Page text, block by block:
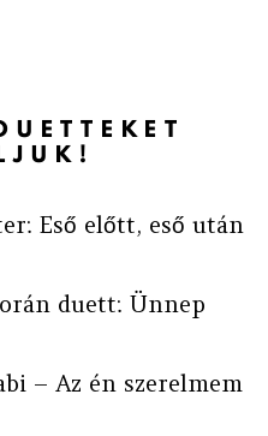
Eső előtt, eső után
duett: Ünnep
– Az én szerelmem